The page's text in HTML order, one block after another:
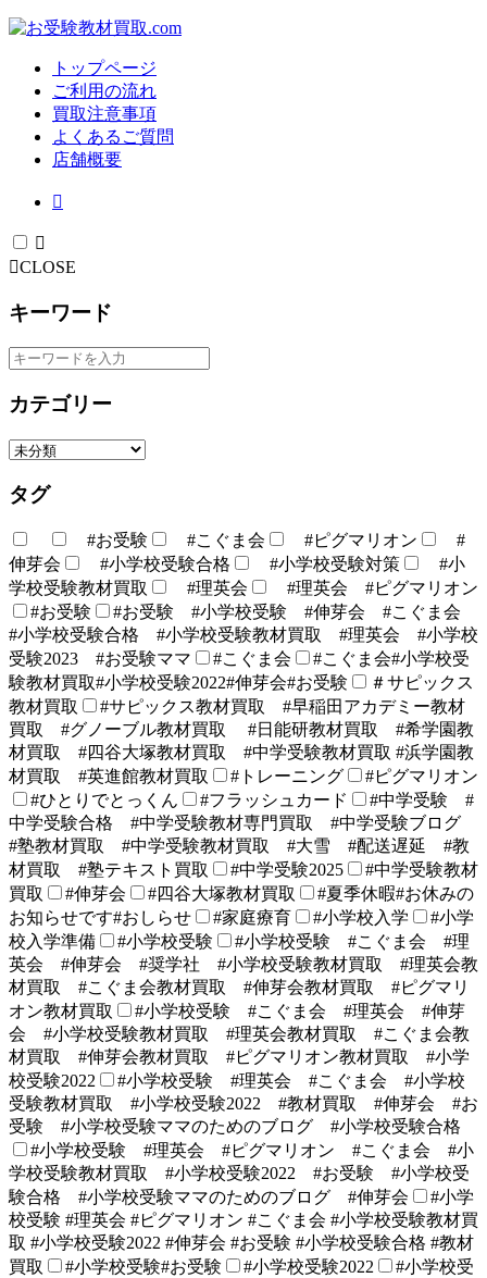
トップページ
ご利用の流れ
買取注意事項
よくあるご質問
店舗概要
CLOSE
キーワード
カテゴリー
タグ
#お受験 #こぐま会 #ピグマリオン
#
伸芽会
#小学校受験合格 #小学校受験対策
#小
学校受験教材買取
#理英会
#理英会 #ピグマリオン
#お受験
#お受験 #小学校受験 #伸芽会 #こぐま会
#小学校受験合格 #小学校受験教材買取 #理英会 #小学校
受験2023 #お受験ママ
#こぐま会
#こぐま会#小学校受
験教材買取#小学校受験2022#伸芽会#お受験
＃サピックス
教材買取
#サピックス教材買取 #早稲田アカデミー教材
買取 #グノーブル教材買取 #日能研教材買取 #希学園教
材買取 #四谷大塚教材買取 #中学受験教材買取 #浜学園教
材買取 #英進館教材買取
#トレーニング
#ピグマリオン
#ひとりでとっくん
#フラッシュカード
#中学受験 #
中学受験合格 #中学受験教材専門買取 #中学受験ブログ
#塾教材買取 #中学受験教材買取 #大雪 #配送遅延 #教
材買取 #塾テキスト買取
#中学受験2025
#中学受験教材
買取
#伸芽会 #四谷大塚教材買取
#夏季休暇#お休みの
お知らせです#おしらせ
#家庭療育 #小学校入学
#小学
校入学準備
#小学校受験
#小学校受験 #こぐま会 #理
英会 #伸芽会 #奨学社 #小学校受験教材買取 #理英会教
材買取 #こぐま会教材買取 #伸芽会教材買取 #ピグマリ
オン教材買取
#小学校受験 #こぐま会 #理英会 #伸芽
会 #小学校受験教材買取 #理英会教材買取 #こぐま会教
材買取 #伸芽会教材買取 #ピグマリオン教材買取 #小学
校受験2022
#小学校受験 #理英会 #こぐま会 #小学校
受験教材買取 #小学校受験2022 #教材買取 #伸芽会 #お
受験 #小学校受験ママのためのブログ #小学校受験合格
#小学校受験 #理英会 #ピグマリオン #こぐま会 #小
学校受験教材買取 #小学校受験2022 #お受験 #小学校受
験合格 #小学校受験ママのためのブログ #伸芽会
#小学
校受験 #理英会 #ピグマリオン #こぐま会 #小学校受験教材買
取 #小学校受験2022 #伸芽会 #お受験 #小学校受験合格 #教材
買取
#小学校受験#お受験 #小学校受験2022
#小学校受